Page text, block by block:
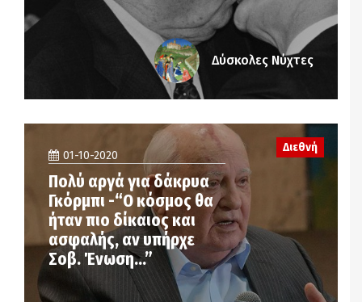
Δύσκολες Νύχτες
01-10-2020
Πολύ αργά για δάκρυα
Γκόρμπι -“Ο κόσμος θα
ήταν πιο δίκαιος και
ασφαλής, αν υπήρχε
Σοβ. Ένωση…”
Διεθνή